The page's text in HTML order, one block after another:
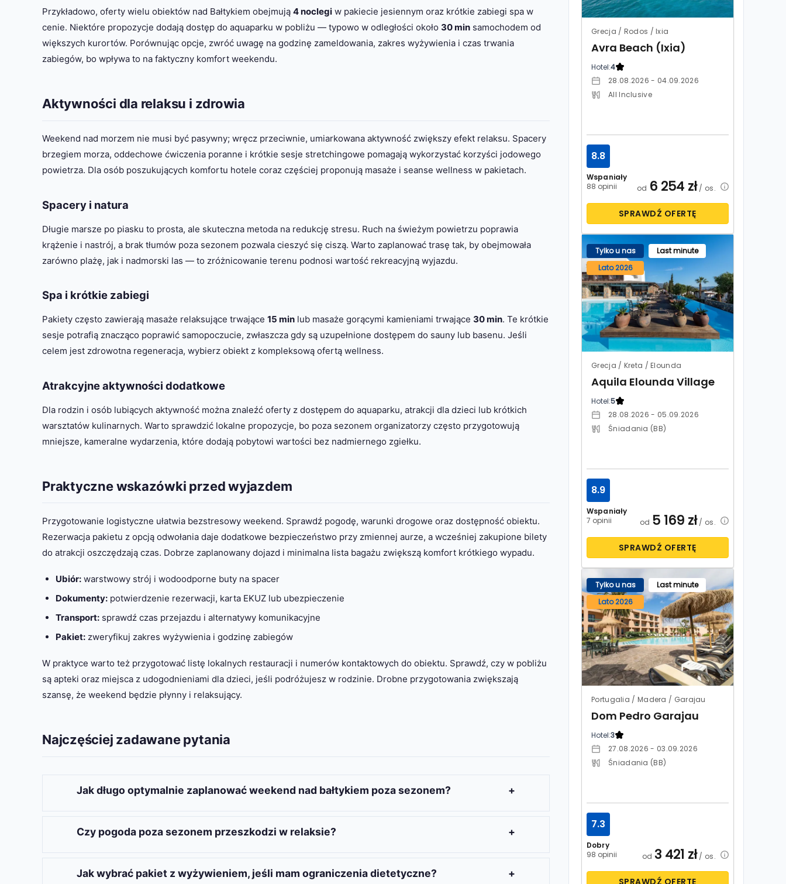
Przykładowo, oferty wielu obiektów nad Bałtykiem obejmują 4 noclegi w pakiecie jesiennym oraz krótkie zabiegi spa w
cenie. Niektóre propozycje dodają dostęp do aquaparku w pobliżu — typowo w odległości około 30 min samochodem od
większych kurortów. Porównując opcje, zwróć uwagę na godzinę zameldowania, zakres wyżywienia i czas trwania
zabiegów, bo wpływa to na faktyczny komfort weekendu.
Aktywności dla relaksu i zdrowia
Weekend nad morzem nie musi być pasywny; wręcz przeciwnie, umiarkowana aktywność zwiększy efekt relaksu. Spacery
brzegiem morza, oddechowe ćwiczenia poranne i krótkie sesje stretchingowe pomagają wykorzystać korzyści jodowego
powietrza. Dla osób poszukujących komfortu hotele coraz częściej proponują masaże i seanse wellness w pakietach.
Spacery i natura
Długie marsze po piasku to prosta, ale skuteczna metoda na redukcję stresu. Ruch na świeżym powietrzu poprawia
krążenie i nastrój, a brak tłumów poza sezonem pozwala cieszyć się ciszą. Warto zaplanować trasę tak, by obejmowała
zarówno plażę, jak i nadmorski las — to zróżnicowanie terenu podnosi wartość rekreacyjną wyjazdu.
Spa i krótkie zabiegi
Pakiety często zawierają masaże relaksujące trwające 15 min lub masaże gorącymi kamieniami trwające 30 min. Te krótkie
sesje potrafią znacząco poprawić samopoczucie, zwłaszcza gdy są uzupełnione dostępem do sauny lub basenu. Jeśli
celem jest zdrowotna regeneracja, wybierz obiekt z kompleksową ofertą wellness.
Atrakcyjne aktywności dodatkowe
Dla rodzin i osób lubiących aktywność można znaleźć oferty z dostępem do aquaparku, atrakcji dla dzieci lub krótkich
warsztatów kulinarnych. Warto sprawdzić lokalne propozycje, bo poza sezonem organizatorzy często przygotowują
mniejsze, kameralne wydarzenia, które dodają pobytowi wartości bez nadmiernego zgiełku.
Praktyczne wskazówki przed wyjazdem
Przygotowanie logistyczne ułatwia bezstresowy weekend. Sprawdź pogodę, warunki drogowe oraz dostępność obiektu.
Rezerwacja pakietu z opcją odwołania daje dodatkowe bezpieczeństwo przy zmiennej aurze, a wcześniej zakupione bilety
do atrakcji oszczędzają czas. Dobrze zaplanowany dojazd i minimalna lista bagażu zwiększą komfort krótkiego wypadu.
Ubiór:warstwowy strój i wodoodporne buty na spacer
Dokumenty:potwierdzenie rezerwacji, karta EKUZ lub ubezpieczenie
Transport:sprawdź czas przejazdu i alternatywy komunikacyjne
Pakiet:zweryfikuj zakres wyżywienia i godzinę zabiegów
W praktyce warto też przygotować listę lokalnych restauracji i numerów kontaktowych do obiektu. Sprawdź, czy w pobliżu
są apteki oraz miejsca z udogodnieniami dla dzieci, jeśli podróżujesz w rodzinie. Drobne przygotowania zwiększają
szansę, że weekend będzie płynny i relaksujący.
Najczęściej zadawane pytania
Jak długo optymalnie zaplanować weekend nad bałtykiem poza sezonem?
przed powrotem. Taki przedział daje czas na spacer, zabieg spa i próbę lokalnej kuchni bez pośpiechu.
Czy pogoda poza sezonem przeszkodzi w relaksie?
ubranie, wodoodporne obuwie i elastyczny plan czynią pobyt przyjemnym. Nawet w chłodniejsze dni
Jak wybrać pakiet z wyżywieniem, jeśli mam ograniczenia dietetyczne?
Grecja / Rodos / Ixia
Avra Beach (Ixia)
Hotel:4
28.08.2026 - 04.09.2026
All Inclusive
Wspaniały
88 opinii
8.8
od 6 254 zł/ os.
SPRAWDŹ OFERTĘ
Tylko u nas
Last minute
Lato 2026
Grecja / Kreta / Elounda
Aquila Elounda Village
Hotel:5
28.08.2026 - 05.09.2026
Śniadania (BB)
Wspaniały
7 opinii
8.9
od 5 169 zł/ os.
SPRAWDŹ OFERTĘ
Tylko u nas
Last minute
Lato 2026
Portugalia / Madera / Garajau
Dom Pedro Garajau
Hotel:3
27.08.2026 - 03.09.2026
Śniadania (BB)
Dobry
98 opinii
7.3
od 3 421 zł/ os.
SPRAWDŹ OFERTĘ